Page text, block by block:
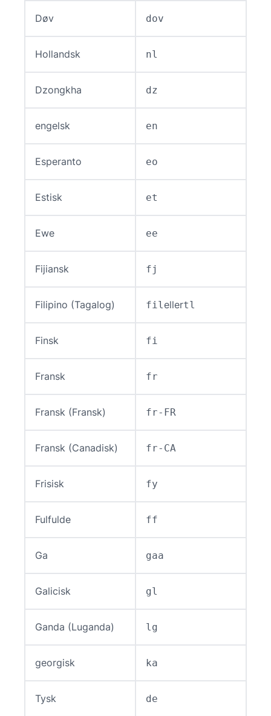
Døv dov
Hollandsk nl
Dzongkha dz
engelsk en
Esperanto eo
Estisk et
Ewe ee
Fijiansk fj
Filipino (Tagalog) filellertl
Finsk fi
Fransk fr
Fransk (Fransk) fr-FR
Fransk (Canadisk) fr-CA
Frisisk fy
Fulfulde ff
Ga gaa
Galicisk gl
Ganda (Luganda) lg
georgisk ka
Tysk de